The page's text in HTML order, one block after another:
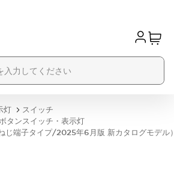
灯
スイッチ
ンスイッチ・表示灯
じ端子タイプ/2025年6月版 新カタログモデル